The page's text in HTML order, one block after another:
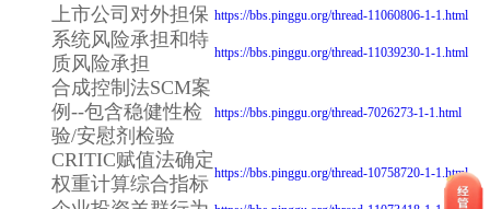
上市公司对外担保 https://bbs.pinggu.org/thread-11060806-1-1.html
系统风险承担和特
质风险承担
https://bbs.pinggu.org/thread-11039230-1-1.html
合成控制法SCM案
例--包含稳健性检
验/安慰剂检验
https://bbs.pinggu.org/thread-7026273-1-1.html
CRITIC赋值法确定
权重计算综合指标 https://bbs.pinggu.org/thread-10758720-1-1.html